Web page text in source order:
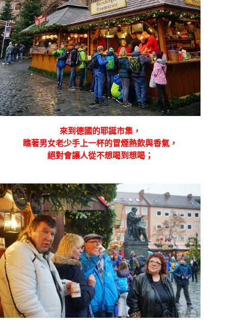
來到德國的耶誕市集，
瞧著男女老少手上一杯的冒煙熱飲與香氣，
絕對會讓人從不想喝到想喝；